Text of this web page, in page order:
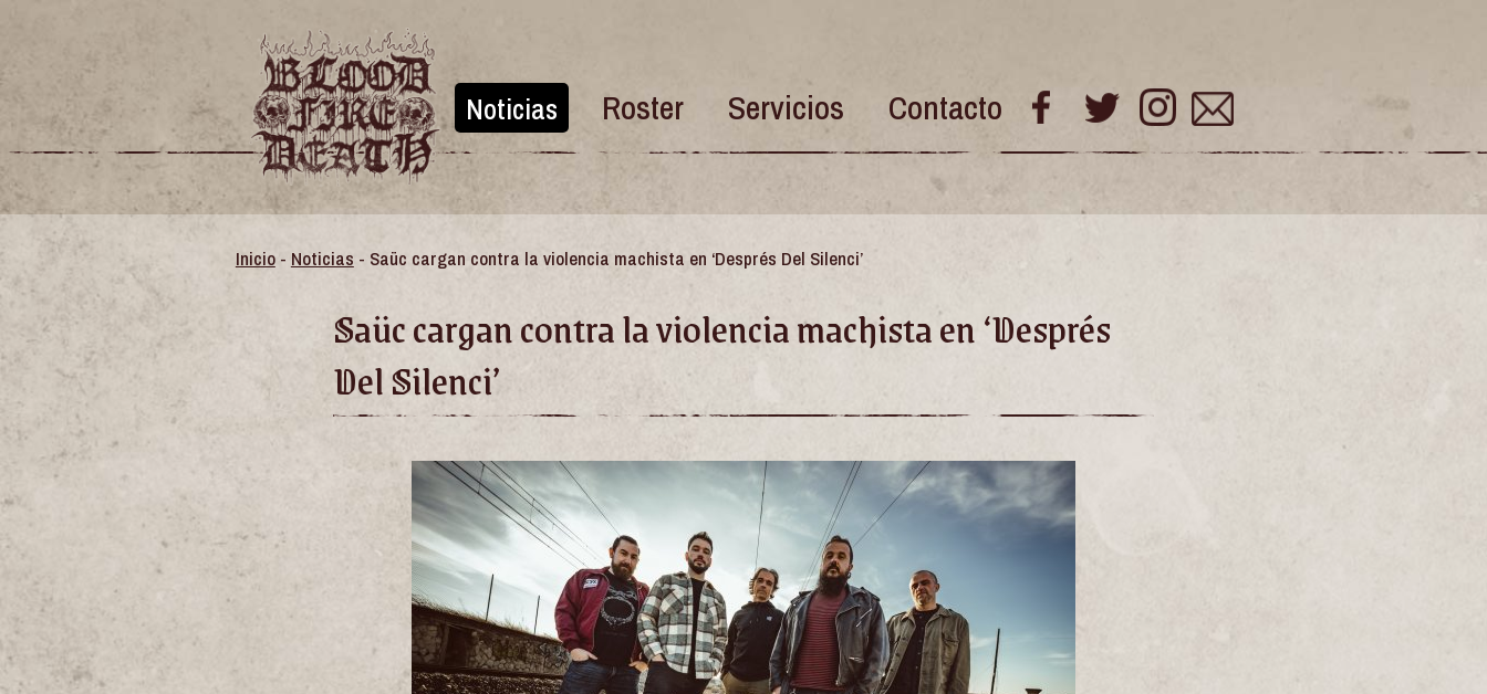
Noticias Roster Servicios Contacto
Inicio- Noticias - Saüc cargan contra la violencia machista en ‘Després Del Silenci’
Saüc cargan contra la violencia machista en ‘Després
Del Silenci’